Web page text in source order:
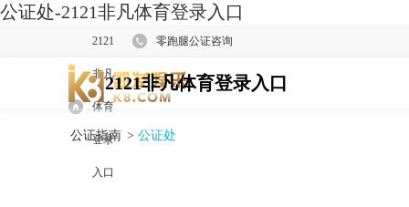
公证处-2121非凡体育登录入口
2121
非凡
体育
登录
入口
零跑腿公证咨询
2121非凡体育登录入口
公证指南 > 公证处